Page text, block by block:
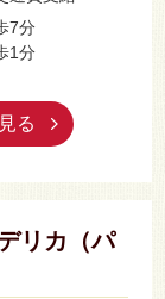
7分
1分
る
リカ（パ